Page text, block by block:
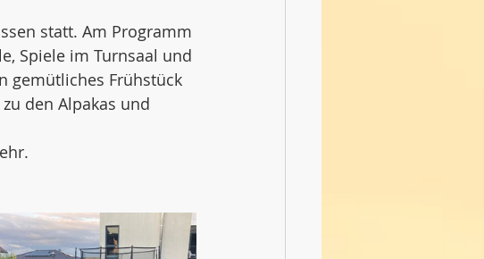
statt. Am Programm
Spiele im Turnsaal und
gemütliches Frühstück
den Alpakas und